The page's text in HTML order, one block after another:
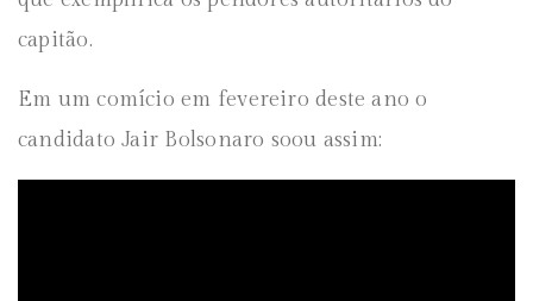
capitão.
Em um comício em fevereiro deste ano o
candidato Jair Bolsonaro soou assim: